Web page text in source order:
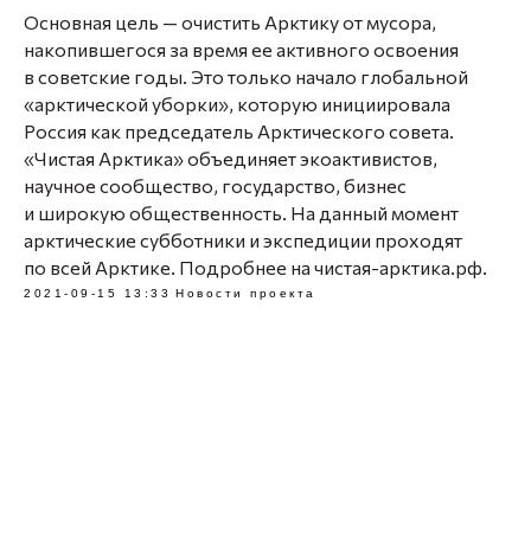
Основная цель — очистить Арктику от мусора,
накопившегося за время ее активного освоения
в советские годы. Это только начало глобальной
«арктической уборки», которую инициировала
Россия как председатель Арктического совета.
«Чистая Арктика» объединяет экоактивистов,
научное сообщество, государство, бизнес
и широкую общественность. На данный момент
арктические субботники и экспедиции проходят
по всей Арктике. Подробнее на чистая-арктика.рф.
2021-09-15 13:33 Новости проекта